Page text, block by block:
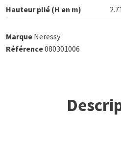
Hauteur plié (H en m)
Marque Neressy
Référence080301006